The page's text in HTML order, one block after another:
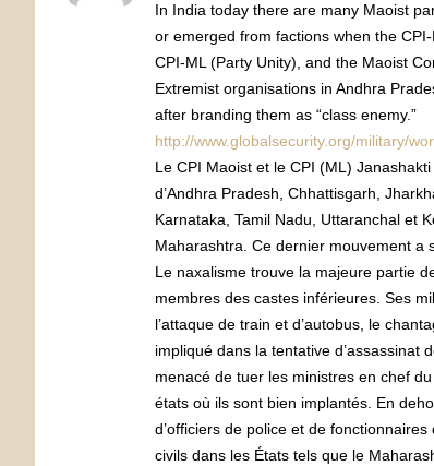
In India today there are many Maoist
or emerged from factions when the
CPI-ML (Party Unity), and the Maoist
Extremist organisations in Andhra
after branding them as “class enemy.”
http://www.globalsecurity.org/military/
Le CPI Maoist et le CPI (ML)
d’Andhra Pradesh, Chhattisgarh,
Karnataka, Tamil Nadu, Uttaranchal et
Maharashtra. Ce dernier mouvement a
Le naxalisme trouve la majeure partie
membres des castes inférieures. Ses
l’attaque de train et d’autobus, le
impliqué dans la tentative d’assassinat
menacé de tuer les ministres en chef
états où ils sont bien implantés. En
d’officiers de police et de
civils dans les États tels que le